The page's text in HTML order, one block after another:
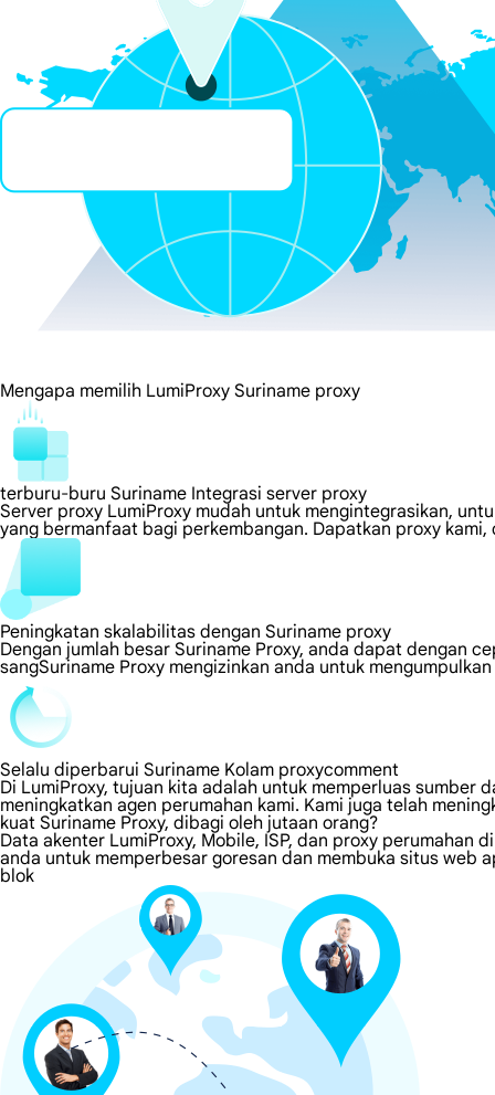
Mengapa memilih LumiProxy Suriname proxy
terburu-buru Suriname Integrasi server proxy
Server proxy LumiProxy mudah untuk mengintegrasikan,
yang bermanfaat bagi perkembangan. Dapatkan proxy
Peningkatan skalabilitas dengan Suriname proxy
Dengan jumlah besar Suriname Proxy, anda dapat dengan
sangSuriname Proxy mengizinkan anda untuk
Selalu diperbarui Suriname Kolam proxycomment
Di LumiProxy, tujuan kita adalah untuk memperluas sumber
meningkatkan agen perumahan kami. Kami juga telah
kuat Suriname Proxy, dibagi oleh jutaan orang?
Data akenter LumiProxy, Mobile, ISP, dan proxy perumahan
anda untuk memperbesar goresan dan membuka situs web
blok